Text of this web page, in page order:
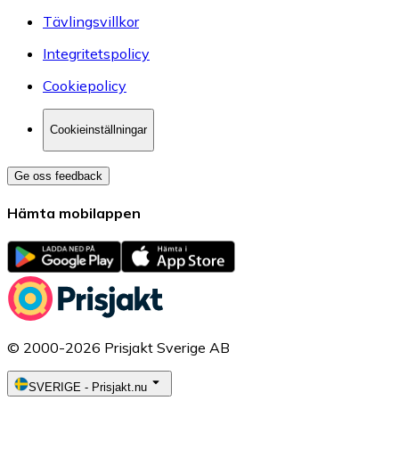
Tävlingsvillkor
Integritetspolicy
Cookiepolicy
Cookieinställningar
Ge oss feedback
Hämta mobilappen
© 2000-2026 Prisjakt Sverige AB
SVERIGE - Prisjakt.nu